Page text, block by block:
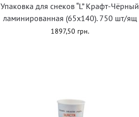
Упаковка для снеков “L” Крафт-Чёрный
ламинированная (65х140). 750 шт/ящ
1897,50 грн.